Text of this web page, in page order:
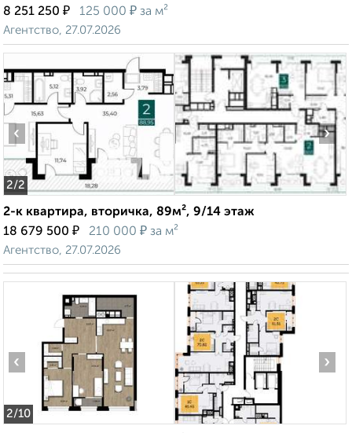
8 251 250 ₽ 125 000 ₽ за м²
Агентство, 27.07.2026
2/2
‹ ›
2-к квартира, вторичка, 89м², 9/14 этаж
18 679 500 ₽ 210 000 ₽ за м²
Агентство, 27.07.2026
2/10
‹ ›